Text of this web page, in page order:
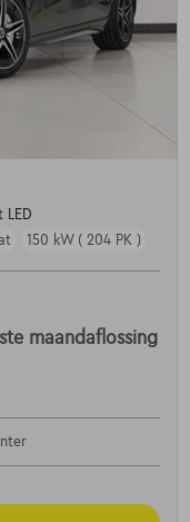
LED
150 kW ( 204 PK )
maandaflossing